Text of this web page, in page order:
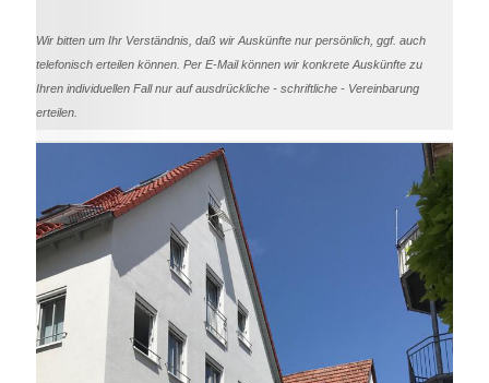
Wir bitten um Ihr Verständnis, daß wir Auskünfte nur persönlich, ggf. auch
telefonisch erteilen können. Per E-Mail können wir konkrete Auskünfte zu
Ihren individuellen Fall nur auf ausdrückliche - schriftliche - Vereinbarung
erteilen.